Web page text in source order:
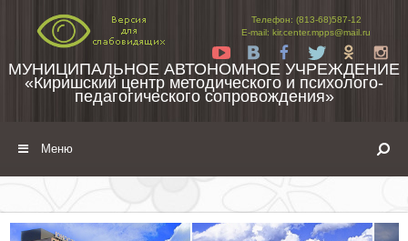
Телефон: (813-68)587-12
E-mail: kir.center.mpps@mail.ru
Yt
Tw
МУНИЦИПАЛЬНОЕ АВТОНОМНОЕ УЧРЕЖДЕНИЕ
«Киришский центр методического и психолого-
педагогического сопровождения»
Меню